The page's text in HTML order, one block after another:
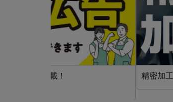
精密加工【在タイ企業・製造業】